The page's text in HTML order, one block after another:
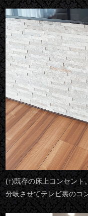
(↑)既存の床上コンセント
分岐させてテレビ裏のコ